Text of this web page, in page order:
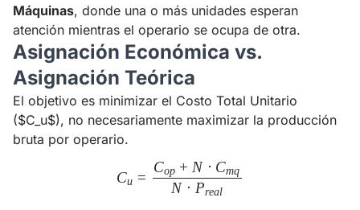
Máquinas, donde una o más unidades esperan
atención mientras el operario se ocupa de otra.
Asignación Económica vs.
Asignación Teórica
El objetivo es minimizar el Costo Total Unitario
($C_u$), no necesariamente maximizar la producción
bruta por operario.
C_u = \frac{C_{op} + N
Cu =
N ⋅ Preal
Cop + N ⋅ Cmq